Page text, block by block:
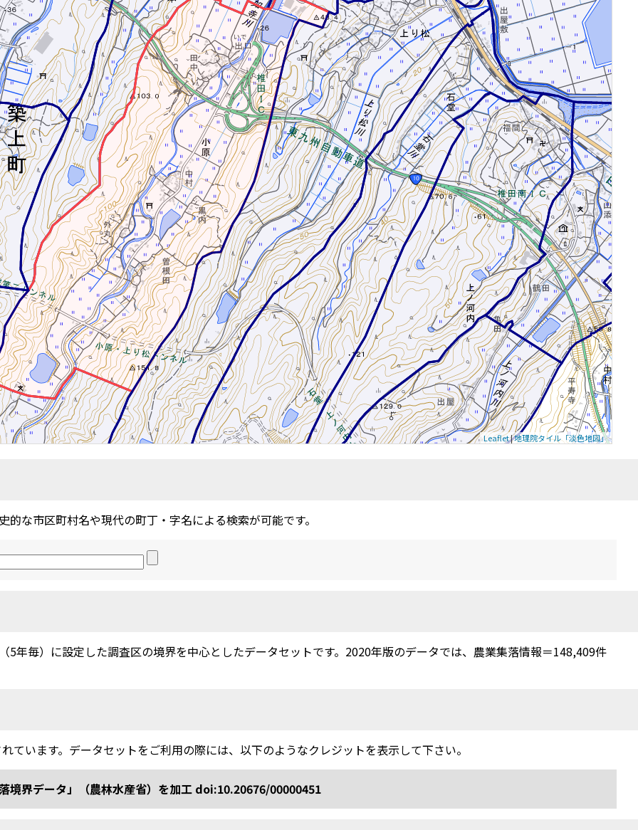
Leaflet|地理院タイル「淡色地図」
的な市区町村名や現代の町丁・字名による検索が可能です。
5年毎）に設定した調査区の境界を中心としたデータセットです。2020年版のデータでは、農業集落情報＝148,409件
ています。データセットをご利用の際には、以下のようなクレジットを表示して下さい。
境界データ」（農林水産省）を加工 doi:10.20676/00000451